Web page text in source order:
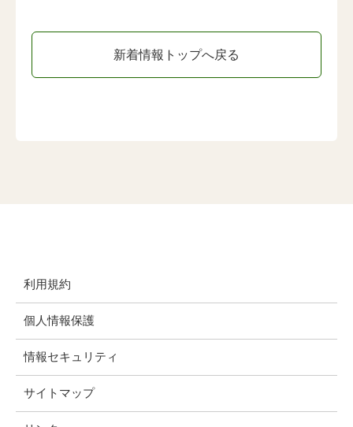
新着情報トップへ戻る
利用規約
個人情報保護
情報セキュリティ
サイトマップ